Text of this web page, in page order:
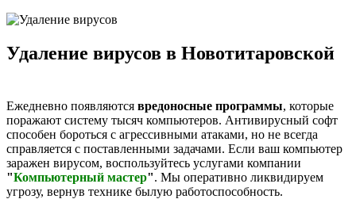
Удаление вирусов в Новотитаровской
Ежедневно появляются вредоносные программы, которые
поражают систему тысяч компьютеров. Антивирусный софт
способен бороться с агрессивными атаками, но не всегда
справляется с поставленными задачами. Если ваш компьютер
заражен вирусом, воспользуйтесь услугами компании
"Компьютерный мастер". Мы оперативно ликвидируем
угрозу, вернув технике былую работоспособность.